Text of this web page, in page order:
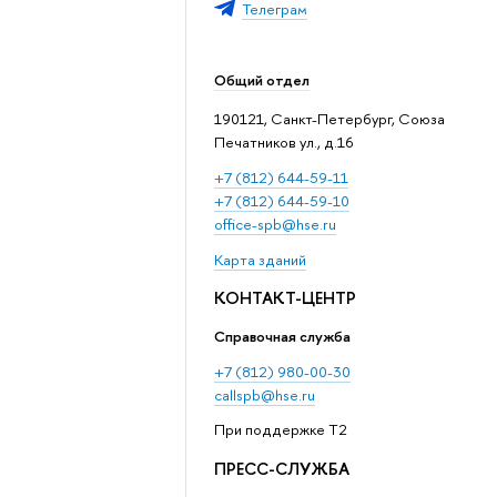
Телеграм
Общий отдел
190121, Санкт-Петербург, Союза
Печатников ул., д.16
+7 (812) 644-59-11
+7 (812) 644-59-10
office-spb@hse.ru
Карта зданий
КОНТАКТ-ЦЕНТР
Справочная служба
+7 (812) 980-00-30
callspb@hse.ru
При поддержке T2
ПРЕСС-СЛУЖБА